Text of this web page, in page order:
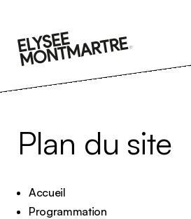
contenu
Plan du site
Accueil
Programmation